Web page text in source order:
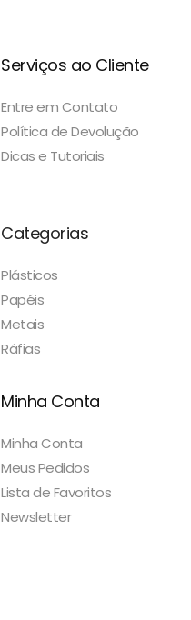
Serviços ao Cliente
Entre em Contato
Política de Devolução
Dicas e Tutoriais
Categorias
Plásticos
Papéis
Metais
Ráfias
Minha Conta
Minha Conta
Meus Pedidos
Lista de Favoritos
Newsletter